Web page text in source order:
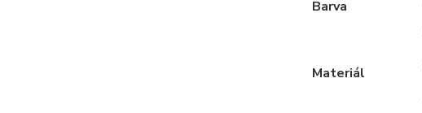
Barva
Materiál